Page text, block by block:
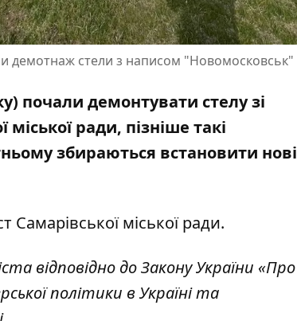
демотнаж стели з написом "Новомосковськ"
почали демонтувати стелу зі
ради, пізніше такі
збираються встановити нові
Самарівської міської ради.
відповідно до Закону України «Про
політики в Україні та